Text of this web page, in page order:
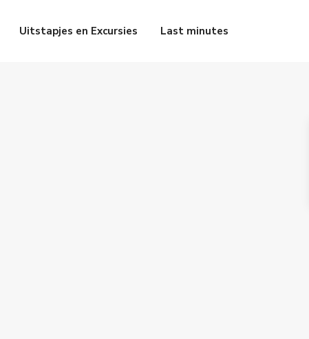
Uitstapjes en Excursies Last minutes